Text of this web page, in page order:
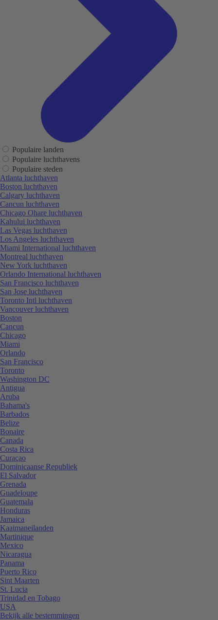
Populaire landen
Populaire luchthavens
Populaire steden
Atlanta luchthaven
Boston luchthaven
Calgary luchthaven
Cancun luchthaven
Chicago Ohare luchthaven
Kahului luchthaven
Las Vegas luchthaven
Los Angeles luchthaven
Miami International luchthaven
Montreal luchthaven
New York luchthaven
Orlando International luchthaven
San Francisco luchthaven
San Jose luchthaven
Toronto Intl luchthaven
Vancouver luchthaven
Boston
Cancun
Chicago
Miami
Orlando
San Francisco
Toronto
Washington DC
Antigua
Aruba
Bahama's
Barbados
Belize
Bonaire
Canada
Costa Rica
Curaçao
Dominicaanse Republiek
El Salvador
Grenada
Guadeloupe
Guatemala
Honduras
Jamaica
Kaaimaneilanden
Martinique
Mexico
Nicaragua
Panama
Puerto Rico
Sint Maarten
St. Lucia
Trinidad en Tobago
USA
Bekijk alle bestemmingen